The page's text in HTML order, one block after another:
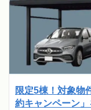
限定5棟！対象物
約キャンペーン